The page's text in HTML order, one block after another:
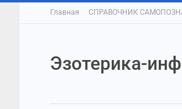
Главная СПРАВОЧНИК
Эзотерика-